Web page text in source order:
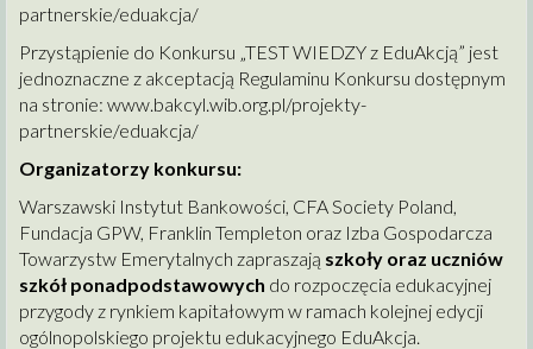
partnerskie/eduakcja/
Przystąpienie do Konkursu „TEST WIEDZY z EduAkcją” jest
jednoznaczne z akceptacją Regulaminu Konkursu dostępnym
na stronie: www.bakcyl.wib.org.pl/projekty-
partnerskie/eduakcja/
Organizatorzy konkursu:
Warszawski Instytut Bankowości, CFA Society Poland,
Fundacja GPW, Franklin Templeton oraz Izba Gospodarcza
Towarzystw Emerytalnych zapraszają szkoły oraz uczniów
szkół ponadpodstawowych do rozpoczęcia edukacyjnej
przygody z rynkiem kapitałowym w ramach kolejnej edycji
ogólnopolskiego projektu edukacyjnego EduAkcja.